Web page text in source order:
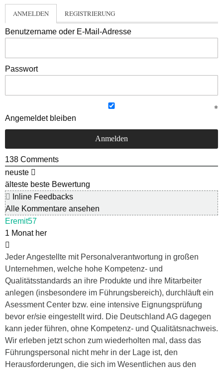
ANMELDEN REGISTRIERUNG
Benutzername oder E-Mail-Adresse
Passwort
Angemeldet bleiben
138 Comments
neuste
älteste beste Bewertung
Inline Feedbacks
Alle Kommentare ansehen
Eremit57
1 Monat her
Jeder Angestellte mit Personalverantwortung in großen
Unternehmen, welche hohe Kompetenz- und
Qualitätsstandards an ihre Produkte und ihre Mitarbeiter
anlegen (insbesondere im Führungsbereich), durchläuft ein
Asessment Center bzw. eine intensive Eignungsprüfung
bevor er/sie eingestellt wird. Die Deutschland AG dagegen
kann jeder führen, ohne Kompetenz- und Qualitätsnachweis.
Wir erleben jetzt schon zum wiederholten mal, dass das
Führungspersonal nicht mehr in der Lage ist, den
Herausforderungen, die sich im Wesentlichen aus den